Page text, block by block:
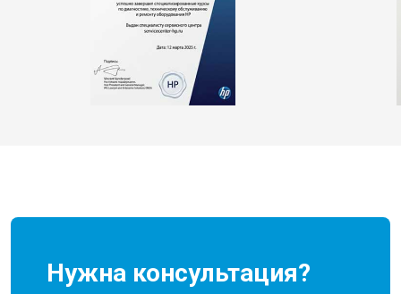
Нужна консультация?